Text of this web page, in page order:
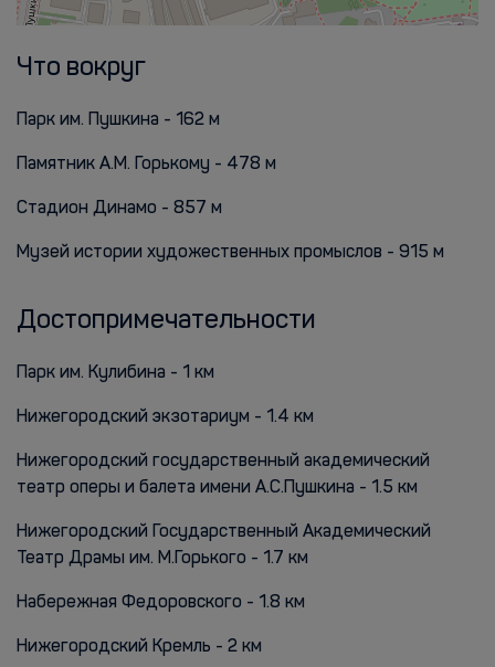
Что вокруг
Парк им. Пушкина - 162 м
Памятник А.М. Горькому - 478 м
Стадион Динамо - 857 м
Музей истории художественных промыслов - 915 м
Достопримечательности
Парк им. Кулибина - 1 км
Нижегородский экзотариум - 1.4 км
Нижегородский государственный академический
театр оперы и балета имени А.С.Пушкина - 1.5 км
Нижегородский Государственный Академический
Театр Драмы им. М.Горького - 1.7 км
Набережная Федоровского - 1.8 км
Нижегородский Кремль - 2 км